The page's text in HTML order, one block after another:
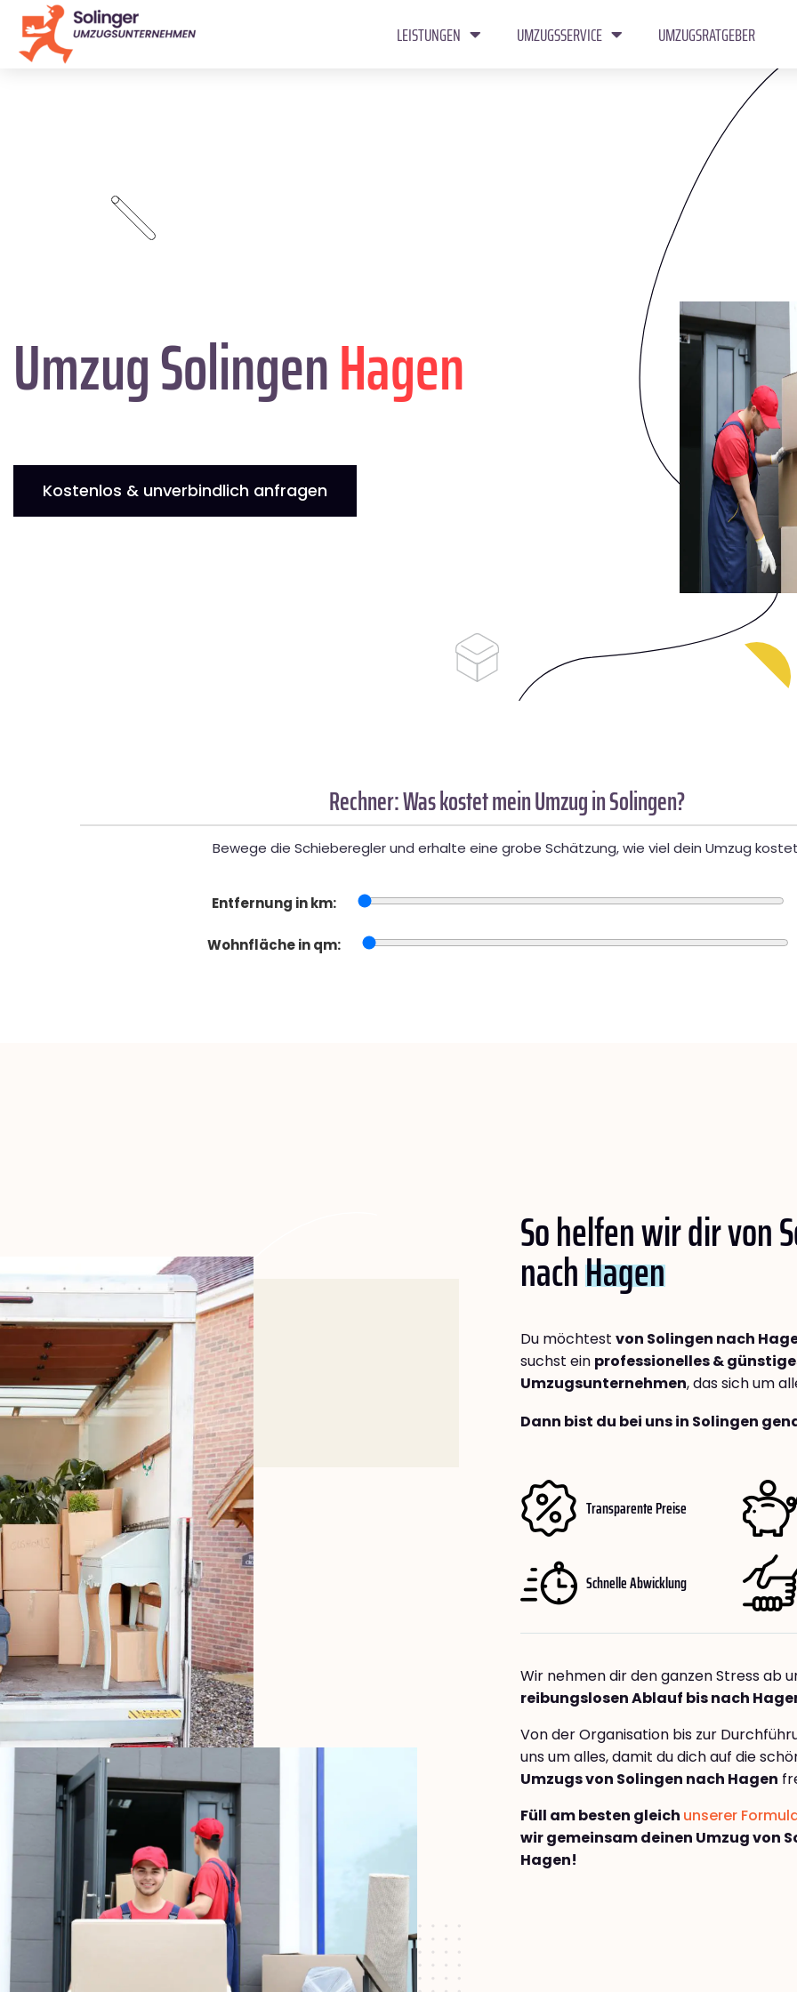
LEISTUNGEN UMZUGSSERVICE UMZUGSRATGEBER
Umzug SolingenHagen
Kostenlos & unverbindlich anfragen
Rechner: Was kostet mein Umzug in Solingen?
Bewege die Schieberegler und erhalte eine grobe Schätzung, wie viel dein Umzug
Entfernung in km:
Wohnfläche in qm:
So helfen wir dir von
nachHagen
Du möchtest von Solingen nach
suchst ein professionelles &
Umzugsunternehmen, das sich um
Dann bist du bei uns in Solingen
Transparente Preise
Schnelle Abwicklung
Wir nehmen dir den ganzen Stress ab
reibungslosen Ablauf bis nach
Von der Organisation bis zur
uns um alles, damit du dich auf die
Umzugs von Solingen nach Hagen
Füll am besten gleich unserer
wir gemeinsam deinen Umzug von
Hagen!